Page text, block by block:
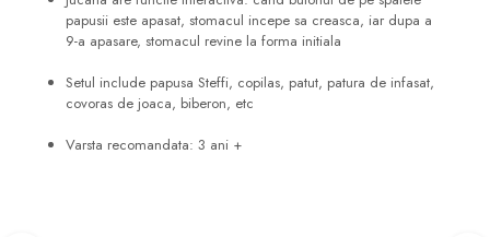
papusii este apasat, stomacul incepe sa creasca, iar dupa a
9-a apasare, stomacul revine la forma initiala
Setul include papusa Steffi, copilas, patut, patura de infasat,
covoras de joaca, biberon, etc
Varsta recomandata: 3 ani +